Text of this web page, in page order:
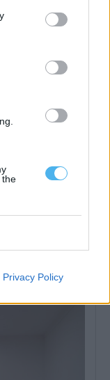
the
Privacy Policy
em
população devido